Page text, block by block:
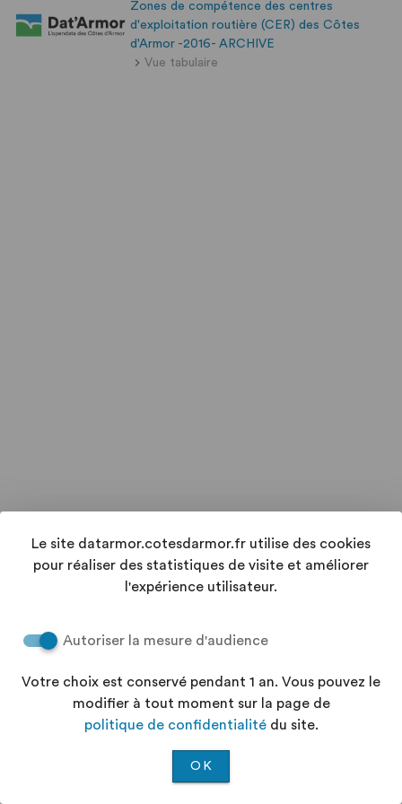
Zones de compétence des centres
d'exploitation routière (CER) des Côtes
d'Armor -2016- ARCHIVE
Vue tabulaire
Le site datarmor.cotesdarmor.fr utilise des cookies
pour réaliser des statistiques de visite et améliorer
l'expérience utilisateur.
Autoriser la mesure d'audience
Votre choix est conservé pendant 1 an. Vous pouvez le
modifier à tout moment sur la page de
politique de confidentialitédu site.
OK